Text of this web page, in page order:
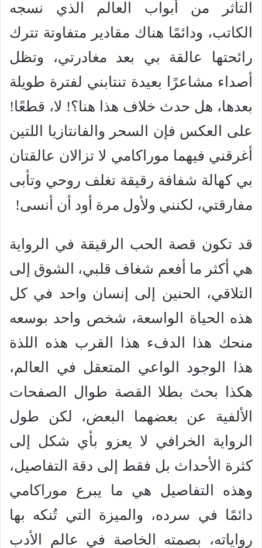
التأثر من أبواب العالم الذي نسجه
الكاتب، ودائمًا هناك مقادير متفاوتة تترك
رائحتها عالقة بي بعد مغادرتي، وتظل
أصداء مشاعرًا بعيدة تنتابني لفترة طويلة
بعدها، هل حدث خلاف هذا هنا؟! لا، قطعًا!
على العكس فإن السحر والفانتازيا اللتين
أغرقني فيهما موراكامي لا تزالان عالقتان
بي كهالة شفافة رقيقة تغلف روحي وتأبى
مفارقتي، لكنني ولأول مرة أود أن أنسى!
قد تكون قصة الحب الرقيقة في الرواية
هي أكثر ما أفعم شغاف قلبي، الشوق إلى
التلاقي، الحنين إلى إنسان واحد في كل
هذه الحياة الواسعة، شخص واحد بوسعه
منحك هذا الدفء هذا القرب هذه اللذة
هذا الوجود الواعي المتعقل في العالم،
هكذا بحث بطلا القصة طوال الصفحات
الألفية عن بعضهما البعض، لكن طول
الرواية الخرافي لا يعزو بأي شكل إلى
كثرة الأحداث بل فقط إلى دقة التفاصيل،
وهذه التفاصيل هي ما يبرع موراكامي
دائمًا في سرده، والميزة التي تُنكه بها
رواياته، بصمته الخاصة في عالم الأدب